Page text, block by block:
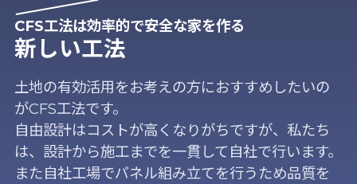
CFS工法は効率的で安全な家を作る
新しい工法
土地の有効活用をお考えの方におすすめしたいの
がCFS工法です。
自由設計はコストが高くなりがちですが、私たち
は、設計から施工までを一貫して自社で行います。
また自社工場でパネル組み立てを行うため品質を